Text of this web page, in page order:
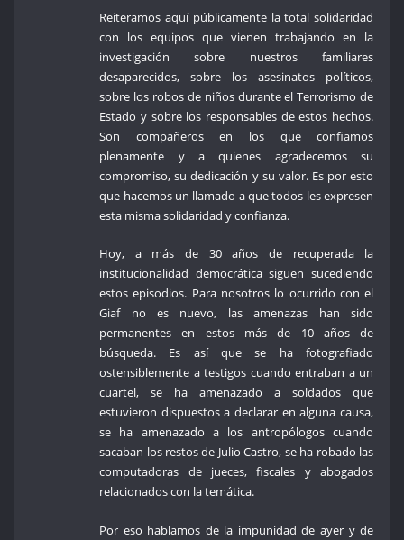
Reiteramos aquí públicamente la total solidaridad
con los equipos que vienen trabajando en la
investigación sobre nuestros familiares
desaparecidos, sobre los asesinatos políticos,
sobre los robos de niños durante el Terrorismo de
Estado y sobre los responsables de estos hechos.
Son compañeros en los que confiamos
plenamente y a quienes agradecemos su
compromiso, su dedicación y su valor. Es por esto
que hacemos un llamado a que todos les expresen
esta misma solidaridad y confianza.
Hoy, a más de 30 años de recuperada la
institucionalidad democrática siguen sucediendo
estos episodios. Para nosotros lo ocurrido con el
Giaf no es nuevo, las amenazas han sido
permanentes en estos más de 10 años de
búsqueda. Es así que se ha fotografiado
ostensiblemente a testigos cuando entraban a un
cuartel, se ha amenazado a soldados que
estuvieron dispuestos a declarar en alguna causa,
se ha amenazado a los antropólogos cuando
sacaban los restos de Julio Castro, se ha robado las
computadoras de jueces, fiscales y abogados
relacionados con la temática.
Por eso hablamos de la impunidad de ayer y de